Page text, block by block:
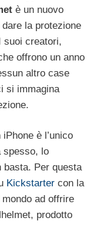
è un nuovo
la protezione
suoi creatori,
offrono un anno
altro case
si immagina
è l’unico
spesso, lo
basta. Per questa
Kickstarter con la
ad offrire
prodotto